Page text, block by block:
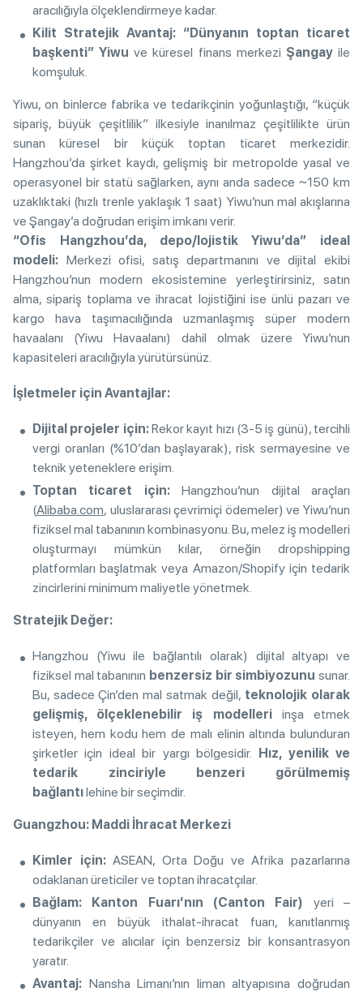
aracılığıyla ölçeklendirmeye kadar.
Kilit Stratejik Avantaj: “Dünyanın toptan ticaret
başkenti” Yiwu ve küresel finans merkezi Şangayile
komşuluk.
Yiwu, on binlerce fabrika ve tedarikçinin yoğunlaştığı, “küçük
sipariş, büyük çeşitlilik” ilkesiyle inanılmaz çeşitlilikte ürün
sunan küresel bir küçük toptan ticaret merkezidir.
Hangzhou’da şirket kaydı, gelişmiş bir metropolde yasal ve
operasyonel bir statü sağlarken, aynı anda sadece ~150 km
uzaklıktaki (hızlı trenle yaklaşık 1 saat) Yiwu’nun mal akışlarına
ve Şangay’a doğrudan erişim imkanı verir.
“Ofis Hangzhou’da, depo/lojistik Yiwu’da” ideal
modeli: Merkezi ofisi, satış departmanını ve dijital ekibi
Hangzhou’nun modern ekosistemine yerleştirirsiniz, satın
alma, sipariş toplama ve ihracat lojistiğini ise ünlü pazarı ve
kargo hava taşımacılığında uzmanlaşmış süper modern
havaalanı (Yiwu Havaalanı) dahil olmak üzere Yiwu’nun
kapasiteleri aracılığıyla yürütürsünüz.
İşletmeler için Avantajlar:
Dijital projeler için:Rekor kayıt hızı (3-5 iş günü), tercihli
vergi oranları (%10’dan başlayarak), risk sermayesine ve
teknik yeteneklere erişim.
Toptan ticaret için:Hangzhou’nun dijital araçları
(Alibaba.com, uluslararası çevrimiçi ödemeler) ve Yiwu’nun
fiziksel mal tabanının kombinasyonu. Bu, melez iş modelleri
oluşturmayı mümkün kılar, örneğin dropshipping
platformları başlatmak veya Amazon/Shopify için tedarik
zincirlerini minimum maliyetle yönetmek.
Stratejik Değer:
Hangzhou (Yiwu ile bağlantılı olarak) dijital altyapı ve
fiziksel mal tabanının benzersiz bir simbiyozunu sunar.
Bu, sadece Çin’den mal satmak değil, teknolojik olarak
gelişmiş, ölçeklenebilir iş modelleriinşa etmek
isteyen, hem kodu hem de malı elinin altında bulunduran
şirketler için ideal bir yargı bölgesidir. Hız, yenilik ve
tedarik zinciriyle benzeri görülmemiş
bağlantılehine bir seçimdir.
Guangzhou: Maddi İhracat Merkezi
Kimler için:ASEAN, Orta Doğu ve Afrika pazarlarına
odaklanan üreticiler ve toptan ihracatçılar.
Bağlam:
Kanton Fuarı’nın (Canton Fair) yeri –
dünyanın en büyük ithalat-ihracat fuarı, kanıtlanmış
tedarikçiler ve alıcılar için benzersiz bir konsantrasyon
yaratır.
Avantaj: Nansha Limanı’nın liman altyapısına doğrudan